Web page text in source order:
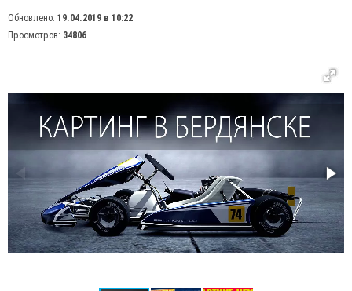
Обновлено: 19.04.2019 в 10:22
Просмотров: 34806